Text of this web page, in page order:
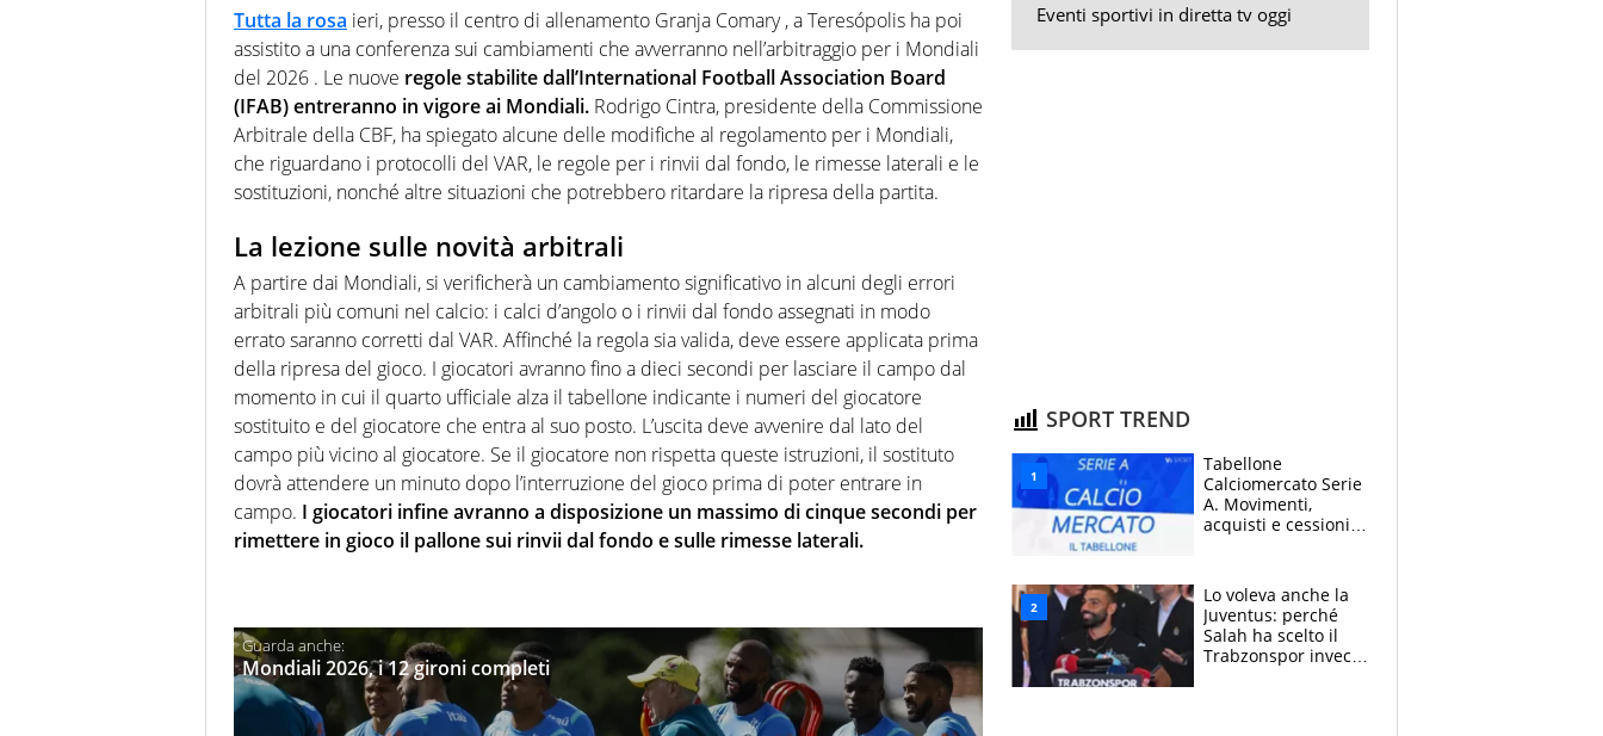
Tutta la rosa ieri, presso il centro di allenamento Granja Comary , a Teresópolis ha poi
assistito a una conferenza sui cambiamenti che avverranno nell’arbitraggio per i Mondiali
del 2026 . Le nuove regole stabilite dall’International Football Association Board
(IFAB) entreranno in vigore ai Mondiali. Rodrigo Cintra, presidente della Commissione
Arbitrale della CBF, ha spiegato alcune delle modifiche al regolamento per i Mondiali,
che riguardano i protocolli del VAR, le regole per i rinvii dal fondo, le rimesse laterali e le
sostituzioni, nonché altre situazioni che potrebbero ritardare la ripresa della partita.
La lezione sulle novità arbitrali
A partire dai Mondiali, si verificherà un cambiamento significativo in alcuni degli errori
arbitrali più comuni nel calcio: i calci d’angolo o i rinvii dal fondo assegnati in modo
errato saranno corretti dal VAR. Affinché la regola sia valida, deve essere applicata prima
della ripresa del gioco. I giocatori avranno fino a dieci secondi per lasciare il campo dal
momento in cui il quarto ufficiale alza il tabellone indicante i numeri del giocatore
sostituito e del giocatore che entra al suo posto. L’uscita deve avvenire dal lato del
campo più vicino al giocatore. Se il giocatore non rispetta queste istruzioni, il sostituto
dovrà attendere un minuto dopo l’interruzione del gioco prima di poter entrare in
campo. I giocatori infine avranno a disposizione un massimo di cinque secondi per
rimettere in gioco il pallone sui rinvii dal fondo e sulle rimesse laterali.
Mondiali 2026, i 12 gironi completi
Eventi sportivi in diretta tv oggi
SPORT TREND
Tabellone
Calciomercato Serie
A. Movimenti,
acquisti e cessioni:
Lo voleva anche la
Juventus: perché
Salah ha scelto il
Trabzonspor invece